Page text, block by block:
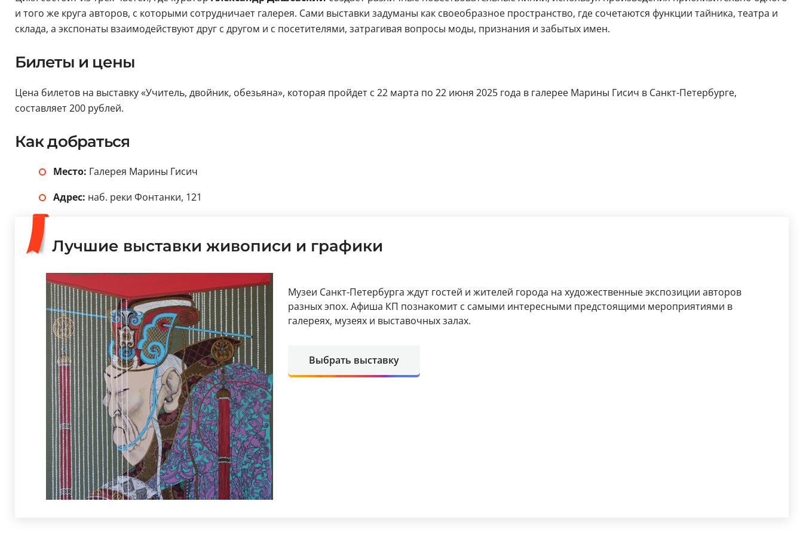
и того же круга авторов, с которыми сотрудничает галерея. Сами выставки задуманы как своеобразное пространство, где сочетаются функции тайника, театра и
склада, а экспонаты взаимодействуют друг с другом и с посетителями, затрагивая вопросы моды, признания и забытых имен.
Билеты и цены
Цена билетов на выставку «Учитель, двойник, обезьяна», которая пройдет с 22 марта по 22 июня 2025 года в галерее Марины Гисич в Санкт-Петербурге,
составляет 200 рублей.
Как добраться
Место: Галерея Марины Гисич
Адрес: наб. реки Фонтанки, 121
Лучшие выставки живописи и графики
Музеи Санкт-Петербурга ждут гостей и жителей города на художественные экспозиции авторов
разных эпох. Афиша КП познакомит с самыми интересными предстоящими мероприятиями в
галереях, музеях и выставочных залах.
Выбрать выставку